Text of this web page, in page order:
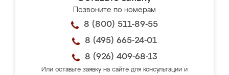
Позвоните по номерам
8 (800) 511-89-55
8 (495) 665-24-01
8 (926) 409-68-13
Или оставьте заявку на сайте для консультации и